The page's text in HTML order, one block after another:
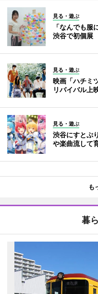
見る・遊ぶ
「なんでも服
渋谷で初個展
見る・遊ぶ
映画「ハチミ
リバイバル上
見る・遊ぶ
渋谷にすとぷ
や楽曲流して
も
暮